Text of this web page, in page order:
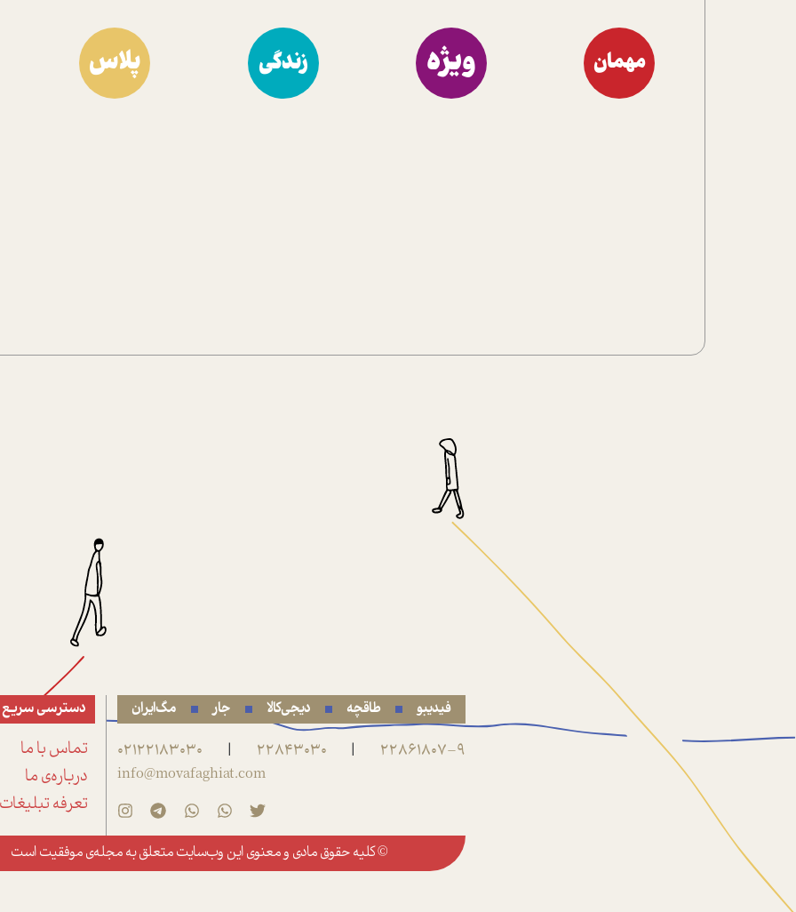
مهمان ویژه زندگی پلاس
فیدیبو طاقچه دیجی‌کالا جار مگ‌ایران
22861807-9
|
22843030
|
02122183030
info@movafaghiat.com
دسترسی سریع
تماس با ما
درباره‌ی ما
تعرفه تبلیغات
© کلیه حقوق مادی و معنوی این وب‌سایت متعلق بهمجله‌ی موفقیتاست